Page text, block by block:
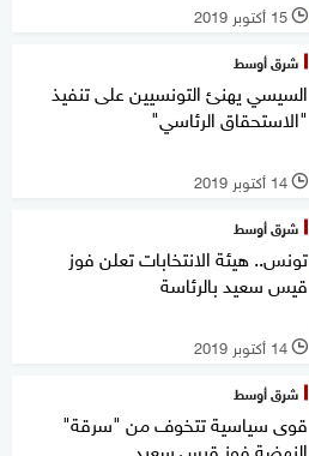
l 15 أكتوبر 2019
شرق أوسط
السيسي يهنئ التونسيين على تنفيذ
"الاستحقاق الرئاسي"
l 14 أكتوبر 2019
شرق أوسط
تونس.. هيئة الانتخابات تعلن فوز
قيس سعيد بالرئاسة
l 14 أكتوبر 2019
شرق أوسط
قوى سياسية تتخوف من "سرقة"
النهضة فوز قيس سعيد